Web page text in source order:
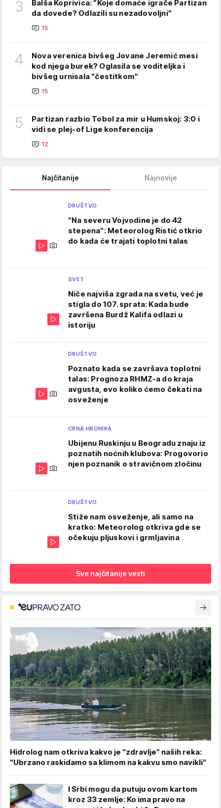
3
Balša Koprivica: "Koje domaće igrače Partizan
da dovede? Odlazili su nezadovoljni"
15
4
Nova verenica bivšeg Jovane Jeremić mesi
kod njega burek? Oglasila se voditeljka i
bivšeg urnisala "čestitkom"
15
5
Partizan razbio Tobol za mir u Humskoj: 3:0 i
vidi se plej-of Lige konferencija
12
Najčitanije Najnovije
DRUŠTVO
"Na severu Vojvodine je do 42
stepena": Meteorolog Ristić otkrio
do kada će trajati toplotni talas
SVET
Niče najviša zgrada na svetu, već je
stigla do 107. sprata: Kada bude
završena Burdž Kalifa odlazi u
istoriju
DRUŠTVO
Poznato kada se završava toplotni
talas: Prognoza RHMZ-a do kraja
avgusta, evo koliko ćemo čekati na
osveženje
CRNA HRONIKA
Ubijenu Ruskinju u Beogradu znaju iz
poznatih noćnih klubova: Progovorio
njen poznanik o stravičnom zločinu
DRUŠTVO
Stiže nam osveženje, ali samo na
kratko: Meteorolog otkriva gde se
očekuju pljuskovi i grmljavina
Sve najčitanije vesti
Hidrolog nam otkriva kakvo je "zdravlje" naših reka:
"Ubrzano raskidamo sa klimom na kakvu smo navikli"
I Srbi mogu da putuju ovom kartom
kroz 33 zemlje: Ko ima pravo na